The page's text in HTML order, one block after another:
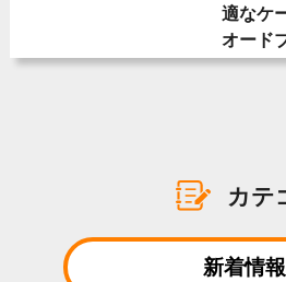
適なケ
オード
カテ
新着情報